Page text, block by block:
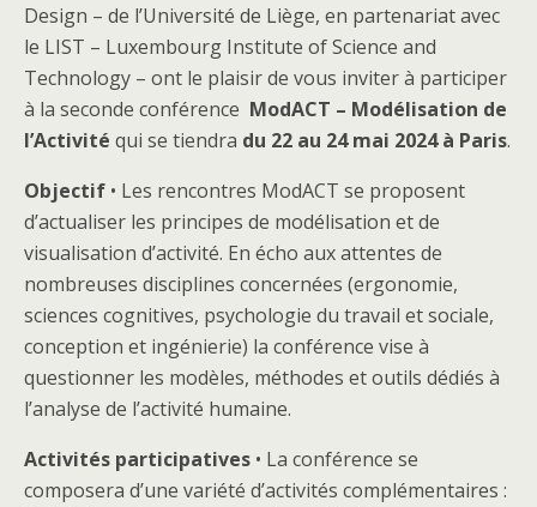
Design – de l’Université de Liège, en partenariat avec
le LIST – Luxembourg Institute of Science and
Technology – ont le plaisir de vous inviter à participer
à la seconde conférence ModACT – Modélisation de
l’Activité qui se tiendra du 22 au 24 mai 2024 à Paris.
Objectif • Les rencontres ModACT se proposent
d’actualiser les principes de modélisation et de
visualisation d’activité. En écho aux attentes de
nombreuses disciplines concernées (ergonomie,
sciences cognitives, psychologie du travail et sociale,
conception et ingénierie) la conférence vise à
questionner les modèles, méthodes et outils dédiés à
l’analyse de l’activité humaine.
Activités participatives • La conférence se
composera d’une variété d’activités complémentaires :